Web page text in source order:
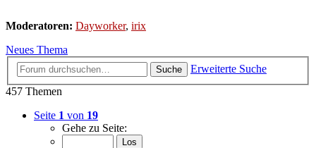
Moderatoren: Dayworker, irix
Neues Thema
Suche
Erweiterte Suche
457 Themen
Seite 1 von 19
Gehe zu Seite: